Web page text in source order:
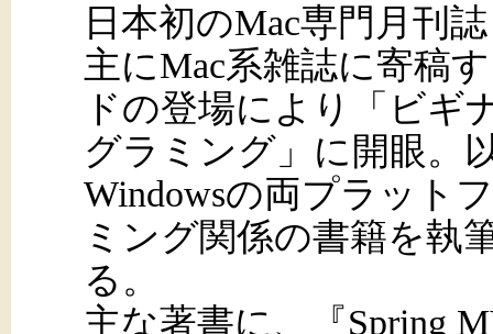
日本初のMac専門月刊
主にMac系雑誌に寄稿
ドの登場により「ビギ
グラミング」に開眼。
Windowsの両プラット
ミング関係の書籍を執
る。
主な著書に、『Spring